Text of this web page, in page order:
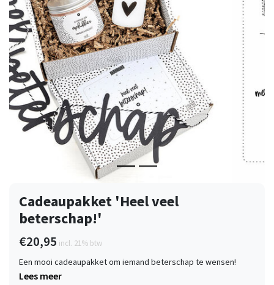
Vorige
Cadeaupakket 'Heel veel
beterschap!'
€20,95 incl. 21% btw
Een mooi cadeaupakket om iemand beterschap te wensen!
Lees meer